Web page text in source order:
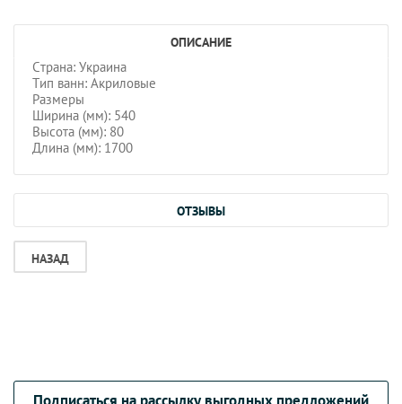
ОПИСАНИЕ
Страна: Украина
Тип ванн: Акриловые
Размеры
Ширина (мм): 540
Высота (мм): 80
Длина (мм): 1700
ОТЗЫВЫ
НАЗАД